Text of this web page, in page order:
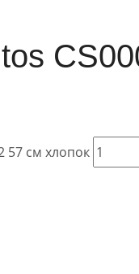
57 см хлопок